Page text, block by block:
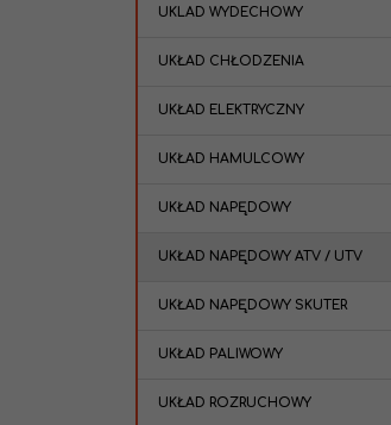
UKLAD WYDECHOWY
UKŁAD CHŁODZENIA
UKŁAD ELEKTRYCZNY
UKŁAD HAMULCOWY
UKŁAD NAPĘDOWY
UKŁAD NAPĘDOWY ATV / UTV
UKŁAD NAPĘDOWY SKUTER
UKŁAD PALIWOWY
UKŁAD ROZRUCHOWY